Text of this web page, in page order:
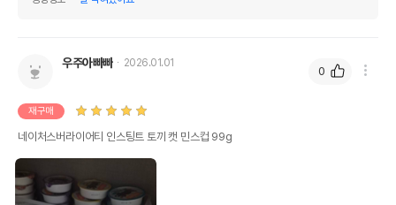
수입자를 함께 표기
NATURESVARIETY
또는 소비자상담 관련
유통기한
우주아빠빠 2026.01.01
재구매
네이처스버라이어티 인스팅트 토끼 캣 민스컵 99g
0